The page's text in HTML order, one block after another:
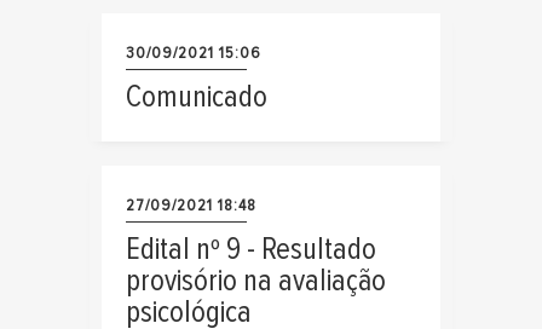
30/09/2021 15:06
Comunicado
27/09/2021 18:48
Edital nº 9 - Resultado
provisório na avaliação
psicológica